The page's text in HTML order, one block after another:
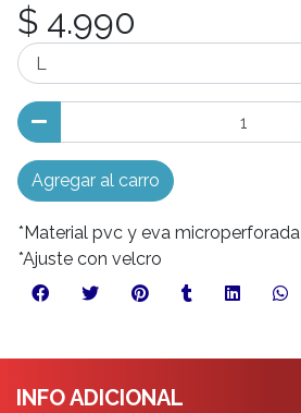
$ 4.990
Agregar al carro
*Material pvc y eva microperforada
*Ajuste con velcro
INFO ADICIONAL